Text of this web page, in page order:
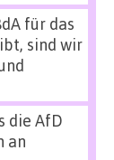
für das
sind wir
die AfD
an